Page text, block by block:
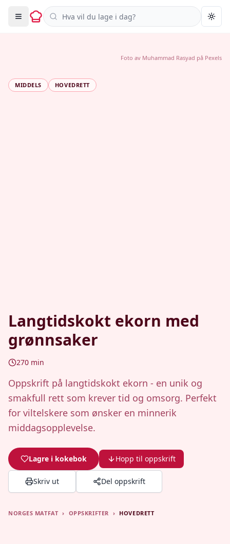
Søk i oppskrifter
MIDDELS HOVEDRETT
Langtidskokt ekorn med
grønnsaker
270 min
Oppskrift på langtidskokt ekorn - en unik og
smakfull rett som krever tid og omsorg. Perfekt
for viltelskere som ønsker en minnerik
middagsopplevelse.
Lagre i kokebok Hopp til oppskrift
Skriv ut Del oppskrift
Foto av Muhammad Rasyad på Pexels
NORGES MATFAT › OPPSKRIFTER › HOVEDRETT